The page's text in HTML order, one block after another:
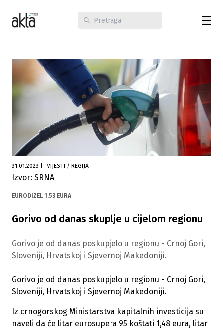
31.01.2023 VIJESTI / REGIJA
Izvor: SRNA
EURODIZEL 1.53 EURA
Gorivo od danas skuplje u cijelom regionu
Gorivo je od danas poskupjelo u regionu - Crnoj Gori,
Sloveniji, Hrvatskoj i Sjevernoj Makedoniji.
Gorivo je od danas poskupjelo u regionu - Crnoj Gori,
Sloveniji, Hrvatskoj i Sjevernoj Makedoniji.
Iz crnogorskog Ministarstva kapitalnih investicija su
naveli da će litar eurosupera 95 koštati 1,48 eura, litar